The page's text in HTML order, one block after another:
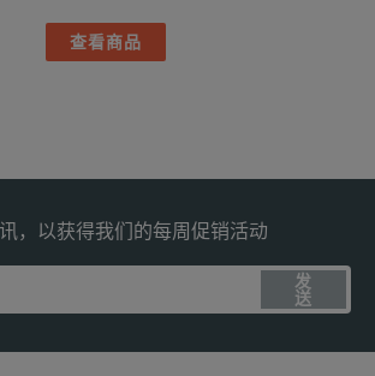
查看商品
，以获得我们的每周促销活动
发
送